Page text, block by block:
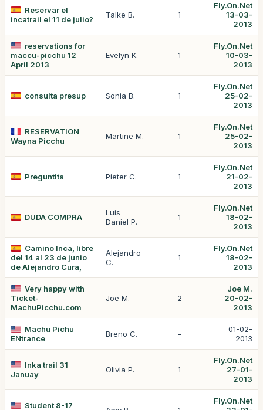
Reservar el
incatrail el 11 de julio?
Talke B. 1
Fly.On.Net
13-03-
2013
reservations for
maccu-picchu 12
April 2013
Evelyn K. 1
Fly.On.Net
10-03-
2013
consulta presup Sonia B. 1
Fly.On.Net
25-02-
2013
RESERVATION
Wayna Picchu
Martine M. 1
Fly.On.Net
25-02-
2013
Preguntita Pieter C. 1
Fly.On.Net
21-02-
2013
DUDA COMPRA
Luis
Daniel P.
1
Fly.On.Net
18-02-
2013
Camino Inca, libre
del 14 al 23 de junio
de Alejandro Cura,
Alejandro
C.
1
Fly.On.Net
18-02-
2013
Very happy with
Ticket-
MachuPicchu.com
Joe M. 2
Joe M.
20-02-
2013
Machu Pichu
ENtrance
Breno C. -
01-02-
2013
Inka trail 31
Januay
Olivia P. 1
Fly.On.Net
27-01-
2013
Student 8-17
Fly.On.Net